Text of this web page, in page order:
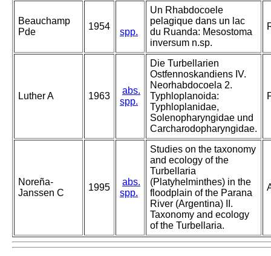
Beauchamp
Pde
1954
spp.
Un Rhabdocoele
pelagique dans un lac
du Ruanda: Mesostoma
inversum n.sp.
Luther A 1963
abs.
spp.
Die Turbellarien
Ostfennoskandiens IV.
Neorhabdocoela 2.
Typhloplanoida:
Typhloplanidae,
Solenopharyngidae und
Carcharodopharyngidae.
Noreña-
Janssen C
1995
abs.
spp.
Studies on the taxonomy
and ecology of the
Turbellaria
(Platyhelminthes) in the
floodplain of the Parana
River (Argentina) II.
Taxonomy and ecology
of the Turbellaria.